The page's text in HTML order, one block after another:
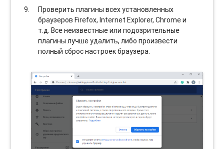
Проверить плагины всех установленных
браузеров Firefox, Internet Explorer, Chrome и
т.д. Все неизвестные или подозрительные
плагины лучше удалить, либо произвести
полный сброс настроек браузера.